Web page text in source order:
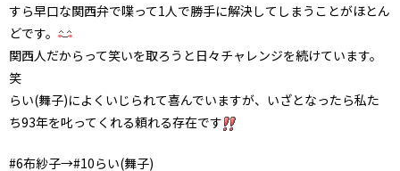
すら早口な関西弁で喋って1人で勝手に解決してしまうことがほとん
どです。
関西人だからって笑いを取ろうと日々チャレンジを続けています。
笑
らい(舞子)によくいじられて喜んでいますが、いざとなったら私た
ち93年を叱ってくれる頼れる存在です
#6布紗子→#10らい(舞子)